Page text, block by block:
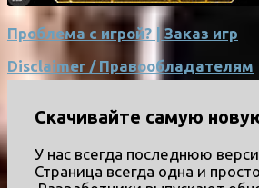
Проблема с игрой? | Заказ игр
Disclaimer / Правообладателям
Скачивайте самую
У нас всегда последнюю
Страница всегда одна и